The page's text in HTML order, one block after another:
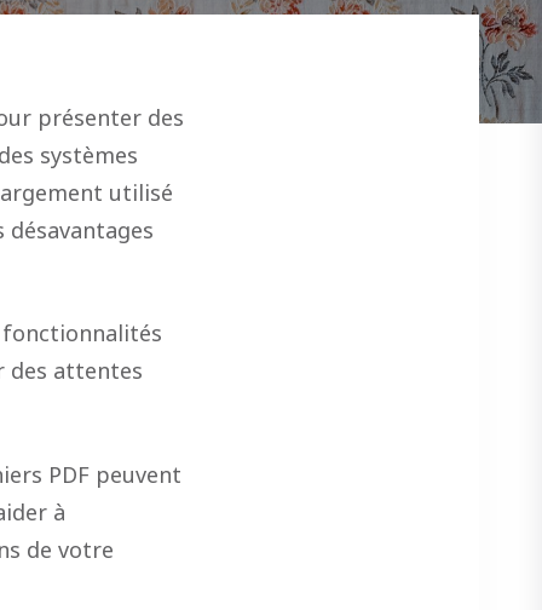
présenter des
systèmes
utilisé
fonctionnalités
des attentes
PDF peuvent
à
de votre